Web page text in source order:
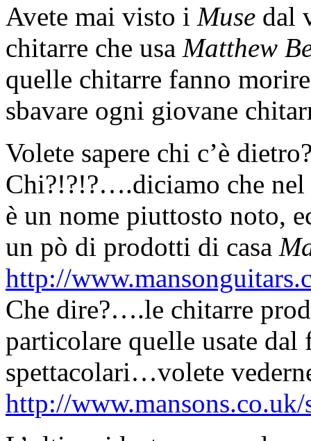
Avete mai visto i Muse dal
chitarre che usa Matthew
quelle chitarre fanno
sbavare ogni giovane
Volete sapere chi c’è
Chi?!?!?….diciamo che
è un nome piuttosto noto,
un pò di prodotti di casa
http://
Che dire?….le chitarre
particolare quelle usate
spettacolari…volete
http://